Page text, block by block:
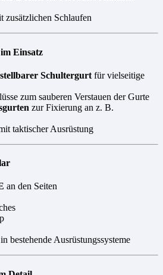
zusätzlichen Schlaufen
Einsatz
Schultergurt für vielseitige
zum sauberen Verstauen der Gurte
zur Fixierung an z. B.
taktischer Ausrüstung
an den Seiten
bestehende Ausrüstungssysteme